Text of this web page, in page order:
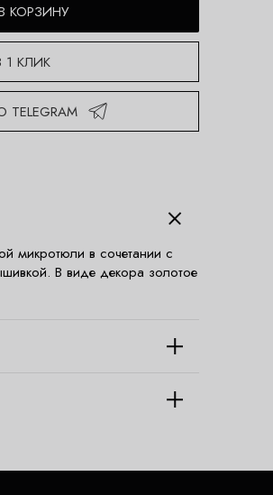
КОРЗИНУ
1 КЛИК
микротюли в сочетании с
В виде декора золотое